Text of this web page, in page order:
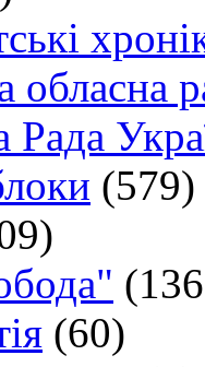
обласна
Рада
(579)
(60)